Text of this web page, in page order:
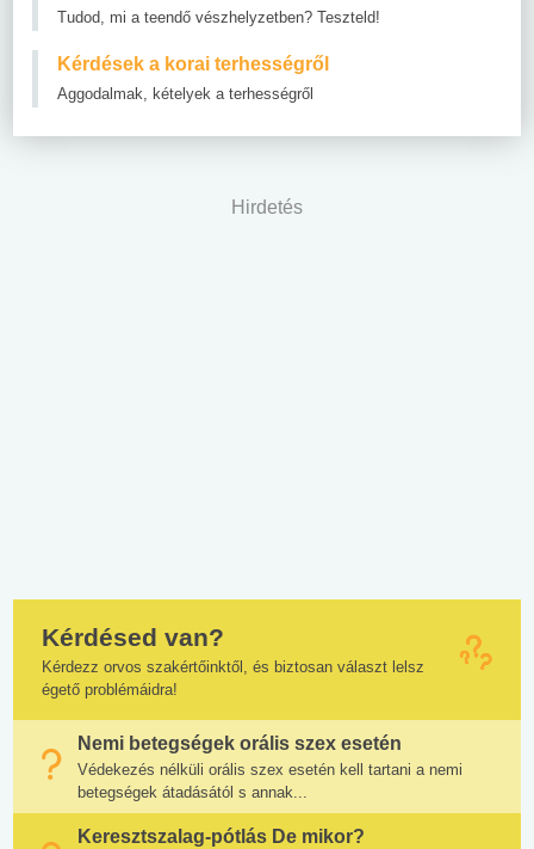
Tudod, mi a teendő vészhelyzetben? Teszteld!
Kérdések a korai terhességről
Aggodalmak, kételyek a terhességről
Hirdetés
Kérdésed van?
Kérdezz orvos szakértőinktől, és biztosan választ lelsz
égető problémáidra!
Nemi betegségek orális szex esetén
Védekezés nélküli orális szex esetén kell tartani a nemi
betegségek átadásától s annak...
Keresztszalag-pótlás De mikor?